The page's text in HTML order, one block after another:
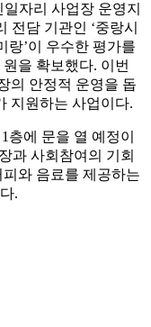
자리 사업장 운영지
전담 기관인 ‘중랑시
랑’이 우수한 평가를
을 확보했다. 이번
의 안정적 운영을 돕
지원하는 사업이다.
층에 문을 열 예정이
과 사회참여의 기회
와 음료를 제공하는
.